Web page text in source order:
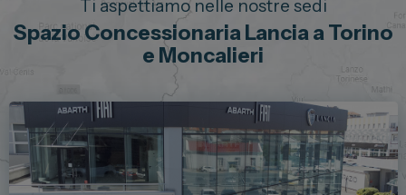
Ti aspettiamo nelle nostre sedi
Spazio Concessionaria Lancia a Torino
e Moncalieri